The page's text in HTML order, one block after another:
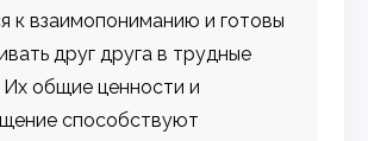
к взаимопониманию и готовы
друг друга в трудные
общие ценности и
способствуют